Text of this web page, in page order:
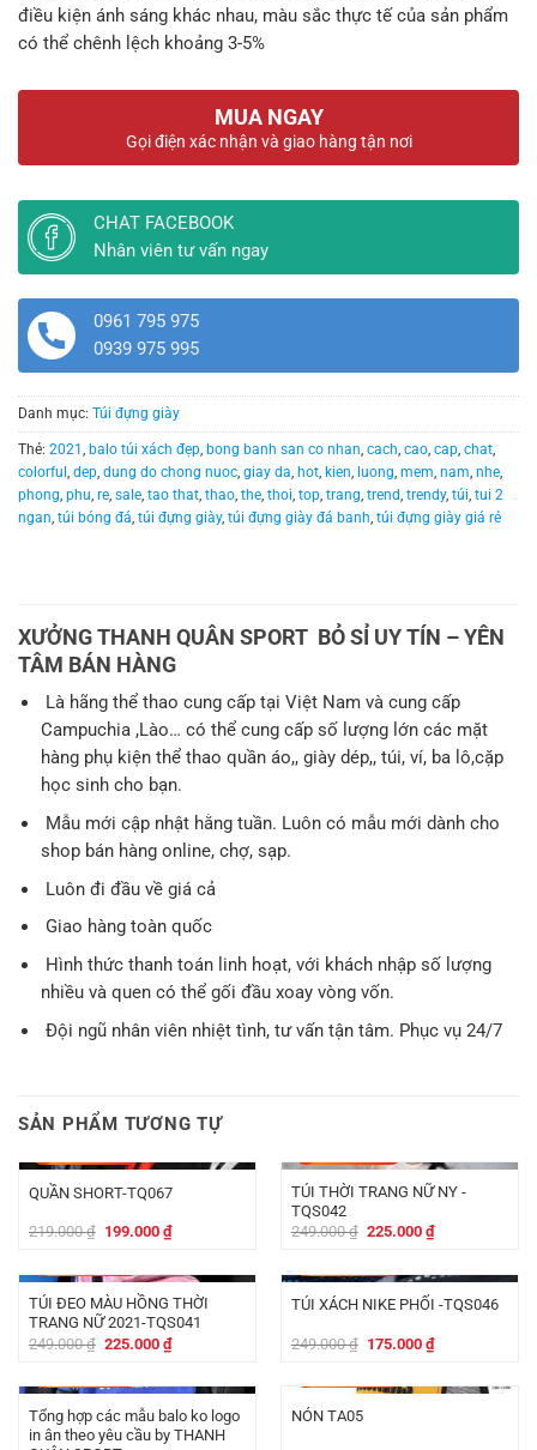
điều kiện ánh sáng khác nhau, màu sắc thực tế của sản phẩm
có thể chênh lệch khoảng 3-5%
MUA NGAY
Gọi điện xác nhận và giao hàng tận nơi
CHAT FACEBOOK
Nhân viên tư vấn ngay
0961 795 975
0939 975 995
Danh mục: Túi đựng giày
Thẻ: 2021 , balo túi xách đẹp, bong banh san co nhan, cach, cao, cap, chat,
colorful , dep, dung do chong nuoc, giay da, hot, kien, luong, mem, nam, nhe,
phong, phu, re, sale, tao that, thao, the, thoi, top, trang, trend, trendy, túi, tui 2
ngan, túi bóng đá, túi đựng giày, túi đựng giày đá banh, túi đựng giày giá rẻ
XƯỞNG THANH QUÂN SPORT BỎ SỈ UY TÍN – YÊN
TÂM BÁN HÀNG
Là hãng thể thao cung cấp tại Việt Nam và cung cấp
Campuchia ,Lào… có thể cung cấp số lượng lớn các mặt
hàng phụ kiện thể thao quần áo,, giày dép,, túi, ví, ba lô,cặp
học sinh cho bạn.
Mẫu mới cập nhật hằng tuần. Luôn có mẫu mới dành cho
shop bán hàng online, chợ, sạp.
Luôn đi đầu về giá cả
Giao hàng toàn quốc
Hình thức thanh toán linh hoạt, với khách nhập số lượng
nhiều và quen có thể gối đầu xoay vòng vốn.
Đội ngũ nhân viên nhiệt tình, tư vấn tận tâm. Phục vụ 24/7
SẢN PHẨM TƯƠNG TỰ
QUẦN SHORT-TQ067
219.000₫ Giá
219.000 ₫.
199.000 ₫Giá
hiện
là:
199.000 ₫.
TÚI THỜI TRANG NỮ NY -
TQS042
249.000₫ Giá
249.000 ₫.
225.000 ₫Giá
hiện
là:
225.000 ₫.
TÚI ĐEO MÀU HỒNG THỜI
TRANG NỮ 2021-TQS041
249.000₫ Giá
249.000 ₫.
225.000 ₫Giá
hiện
là:
225.000 ₫.
TÚI XÁCH NIKE PHỐI -TQS046
249.000₫ Giá
249.000 ₫.
175.000 ₫Giá
hiện
là:
175.000 ₫.
Tổng hợp các mẫu balo ko logo
in ân theo yêu cầu by THANH
NÓN TA05